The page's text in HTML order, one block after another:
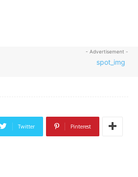
- Advertisement -
Twitter Pinterest